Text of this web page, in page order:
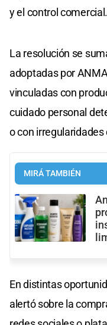
y el control comercial.
La resolución se
adoptadas por
vinculadas con
cuidado personal
o con
MIRÁ TAMBIÉN
En distintas
alertó sobre la